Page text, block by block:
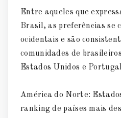
Entre aqueles que
Brasil, as preferências se
ocidentais e são
comunidades de
Estados Unidos e
América do Norte:
ranking de países mais